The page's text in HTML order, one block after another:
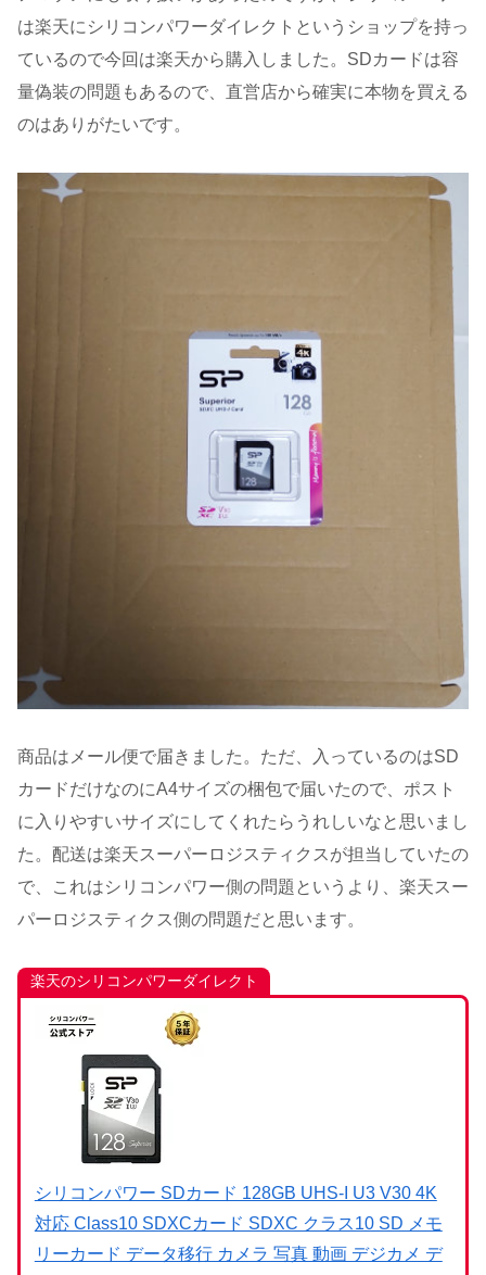
は楽天にシリコンパワーダイレクトというショップを持っ
ているので今回は楽天から購入しました。SDカードは容
量偽装の問題もあるので、直営店から確実に本物を買える
のはありがたいです。
商品はメール便で届きました。ただ、入っているのはSD
カードだけなのにA4サイズの梱包で届いたので、ポスト
に入りやすいサイズにしてくれたらうれしいなと思いまし
た。配送は楽天スーパーロジスティクスが担当していたの
で、これはシリコンパワー側の問題というより、楽天スー
パーロジスティクス側の問題だと思います。
楽天のシリコンパワーダイレクト
シリコンパワー SDカード 128GB UHS-I U3 V30 4K
対応 Class10 SDXCカード SDXC クラス10 SD メモ
リーカード データ移行 カメラ 写真 動画 デジカメ デ